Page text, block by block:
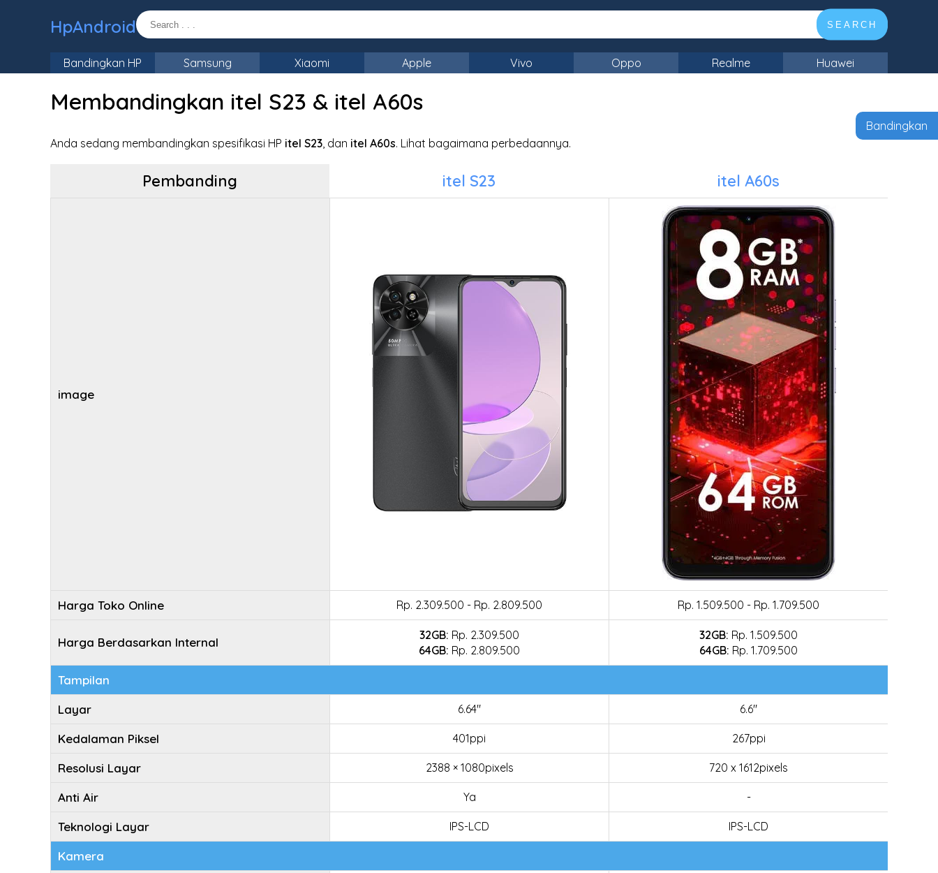
HpAndroid SEARCH
Bandingkan HP Samsung Xiaomi Apple Vivo Oppo Realme Huawei
Membandingkan itel S23 & itel A60s
Anda sedang membandingkan spesifikasi HP itel S23, dan itel A60s. Lihat bagaimana perbedaannya.
Pembanding itel S23 itel A60s
image
Harga Toko Online Rp. 2.309.500 - Rp. 2.809.500 Rp. 1.509.500 - Rp. 1.709.500
Harga Berdasarkan Internal 32GB: Rp. 2.309.500
64GB: Rp. 2.809.500
32GB: Rp. 1.509.500
64GB: Rp. 1.709.500
Tampilan
Layar
6.64" 6.6"
Kedalaman Piksel 401ppi 267ppi
Resolusi Layar 2388 × 1080pixels 720 x 1612pixels
Anti Air Ya -
Teknologi Layar IPS-LCD IPS-LCD
Kamera
Bandingkan